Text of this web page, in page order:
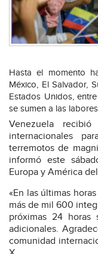
Hasta el momento
México, El Salvador,
Estados Unidos,
se sumen a las
Venezuela
internacionales
terremotos de
informó este
Europa y América
«En las últimas
más de mil 600
próximas 24
adicionales.
comunidad